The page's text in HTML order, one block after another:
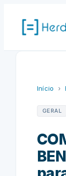
Início ›
GERAL